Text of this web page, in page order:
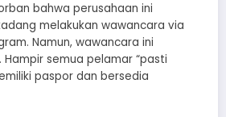
bahwa perusahaan ini
melakukan wawancara via
Namun, wawancara ini
semua pelamar “pasti
paspor dan bersedia